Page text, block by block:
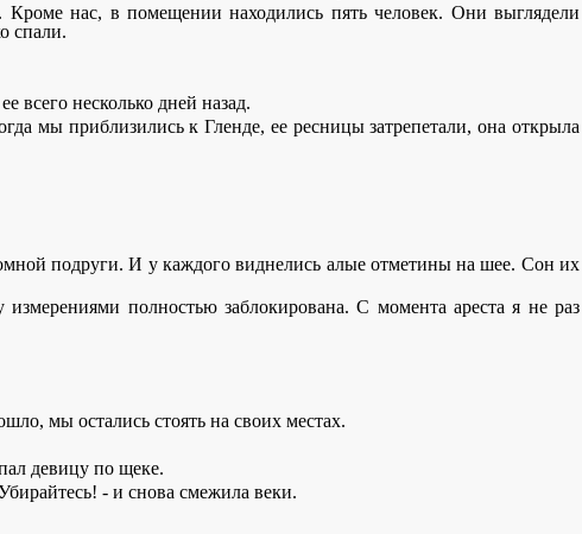
нас, в помещении находились пять человек. Они выглядели
спали.
всего несколько дней назад.
мы приблизились к Гленде, ее ресницы затрепетали, она открыла
подруги. И у каждого виднелись алые отметины на шее. Сон их
полностью заблокирована. С момента ареста я не раз
мы остались стоять на своих местах.
девицу по щеке.
- и снова смежила веки.